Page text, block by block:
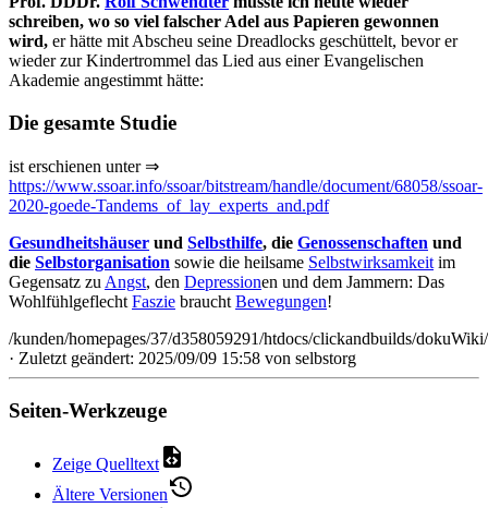
schreiben, wo so viel falscher Adel aus Papieren gewonnen
wird, er hätte mit Abscheu seine Dreadlocks geschüttelt, bevor er
wieder zur Kindertrommel das Lied aus einer Evangelischen
Akademie angestimmt hätte:
Die gesamte Studie
ist erschienen unter ⇒
https://www.ssoar.info/ssoar/bitstream/handle/document/68058/ssoar-
2020-goede-Tandems_of_lay_experts_and.pdf
Gesundheitshäuser und Selbsthilfe, die Genossenschaften und
die Selbstorganisation sowie die heilsame Selbstwirksamkeit im
Gegensatz zu Angst, den Depressionen und dem Jammern: Das
Wohlfühlgeflecht Faszie braucht Bewegungen!
/kunden/homepages/37/d358059291/htdocs/clickandbuilds/
· Zuletzt geändert: 2025/09/09 15:58 von selbstorg
Seiten-Werkzeuge
Zeige Quelltext
Ältere Versionen